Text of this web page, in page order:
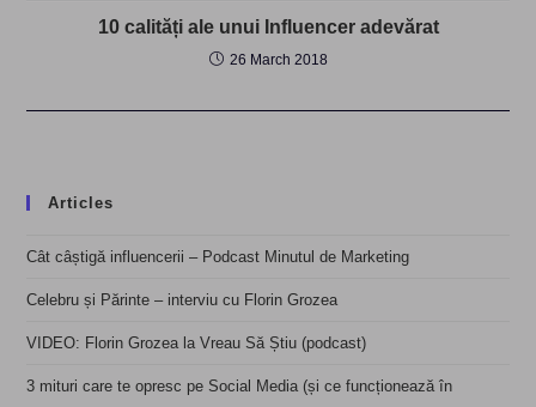
10 calități ale unui Influencer adevărat
26 March 2018
Articles
Cât câștigă influencerii – Podcast Minutul de Marketing
Celebru și Părinte – interviu cu Florin Grozea
VIDEO: Florin Grozea la Vreau Să Știu (podcast)
3 mituri care te opresc pe Social Media (și ce funcționează în